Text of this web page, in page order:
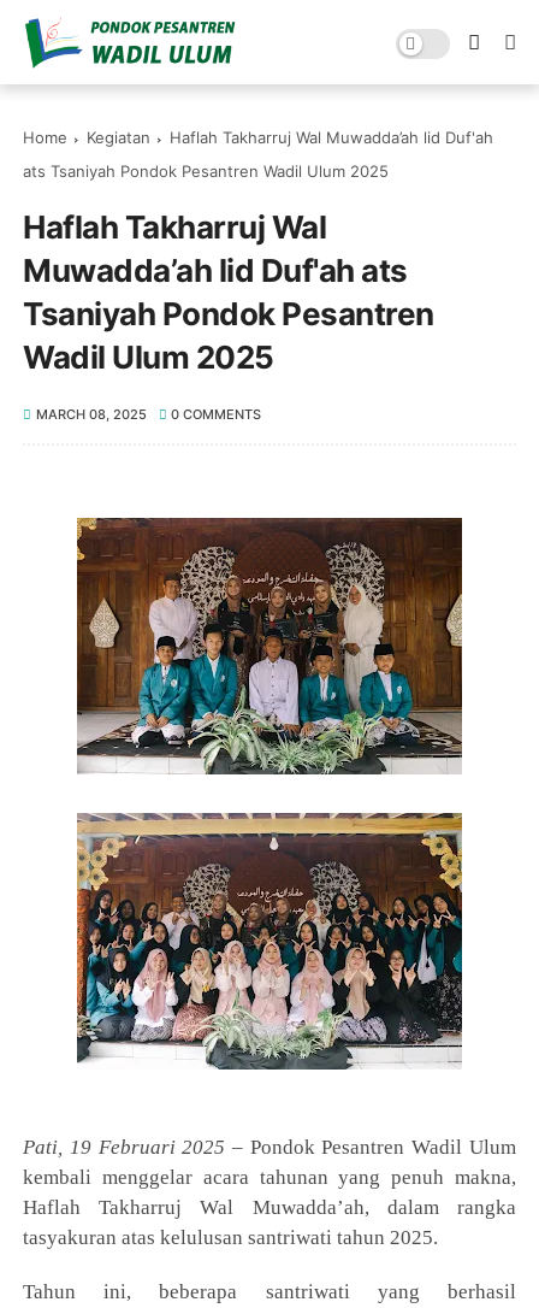
Home Kegiatan
Haflah Takharruj Wal Muwadda’ah lid Duf'ah
ats Tsaniyah Pondok Pesantren Wadil Ulum 2025
Haflah Takharruj Wal
Muwadda’ah lid Duf'ah ats
Tsaniyah Pondok Pesantren
Wadil Ulum 2025
MARCH 08, 2025 0 COMMENTS
Pati, 19 Februari 2025 – Pondok Pesantren Wadil Ulum
kembali menggelar acara tahunan yang penuh makna,
Haflah Takharruj Wal Muwadda’ah, dalam rangka
tasyakuran atas kelulusan santriwati tahun 2025.
Tahun ini, beberapa santriwati yang berhasil